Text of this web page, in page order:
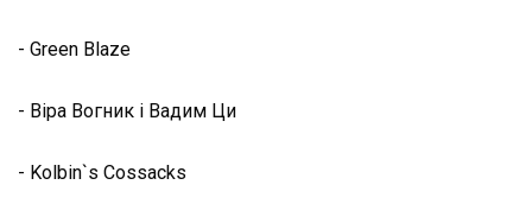
- Green Blaze
- Віра Вогник і Вадим Ци
- Kolbin`s Cossacks